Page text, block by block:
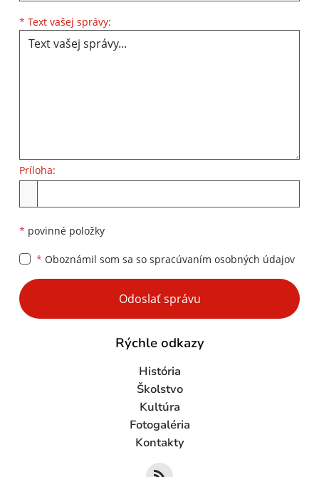
* Text vašej správy:
Príloha:
* povinné položky
* Oboznámil som sa so spracúvaním osobných údajov
Google reCaptcha Response
Odoslať správu
Rýchle odkazy
História
Školstvo
Kultúra
Fotogaléria
Kontakty